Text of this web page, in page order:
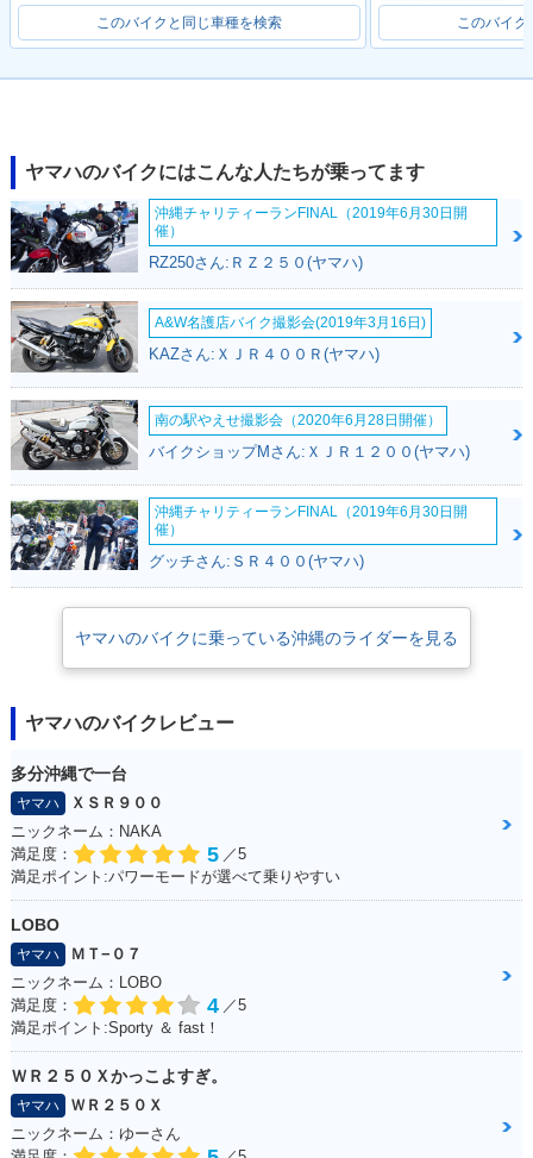
このバイクと同じ車種を検索 このバイク
ヤマハのバイクにはこんな人たちが乗ってます
沖縄チャリティーランFINAL（2019年6月30日開
催）
RZ250さん:ＲＺ２５０(ヤマハ)
A&W名護店バイク撮影会(2019年3月16日)
KAZさん:ＸＪＲ４００Ｒ(ヤマハ)
南の駅やえせ撮影会（2020年6月28日開催）
バイクショップMさん:ＸＪＲ１２００(ヤマハ)
沖縄チャリティーランFINAL（2019年6月30日開
催）
グッチさん:ＳＲ４００(ヤマハ)
ヤマハのバイクに乗っている沖縄のライダーを見る
ヤマハのバイクレビュー
多分沖縄で一台
ヤマハ
ＸＳＲ９００
ニックネーム：NAKA
満足度：
5 ／5
満足ポイント:パワーモードが選べて乗りやすい
LOBO
ヤマハ
ＭＴ−０７
ニックネーム：LOBO
満足度：
4 ／5
満足ポイント:Sporty ＆ fast！
ＷＲ２５０Ｘかっこよすぎ。
ヤマハ
ＷＲ２５０Ｘ
ニックネーム：ゆーさん